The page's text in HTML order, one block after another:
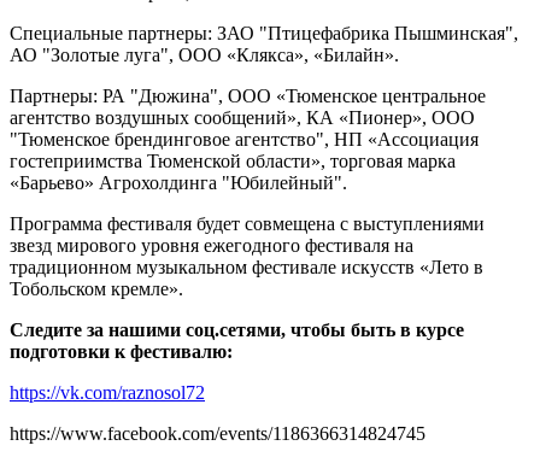
Специальные партнеры: ЗАО "Птицефабрика Пышминская",
АО "Золотые луга", ООО «Клякса», «Билайн».
Партнеры: РА "Дюжина", ООО «Тюменское центральное
агентство воздушных сообщений», КА «Пионер», ООО
"Тюменское брендинговое агентство", НП «Ассоциация
гостеприимства Тюменской области», торговая марка
«Барьево» Агрохолдинга "Юбилейный".
Программа фестиваля будет совмещена с выступлениями
звезд мирового уровня ежегодного фестиваля на
традиционном музыкальном фестивале искусств «Лето в
Тобольском кремле».
Следите за нашими соц.сетями, чтобы быть в курсе
подготовки к фестивалю:
https://vk.com/raznosol72
https://www.facebook.com/events/1186366314824745